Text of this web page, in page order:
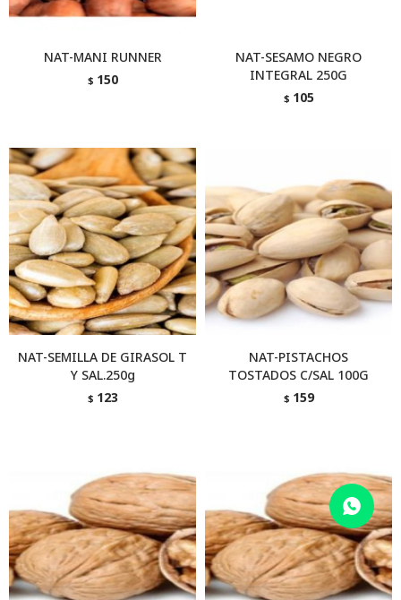
NAT-MANI RUNNER
$ 150
NAT-SESAMO NEGRO
INTEGRAL 250G
$ 105
NAT-SEMILLA DE GIRASOL T
Y SAL.250g
$ 123
NAT-PISTACHOS
TOSTADOS C/SAL 100G
$ 159